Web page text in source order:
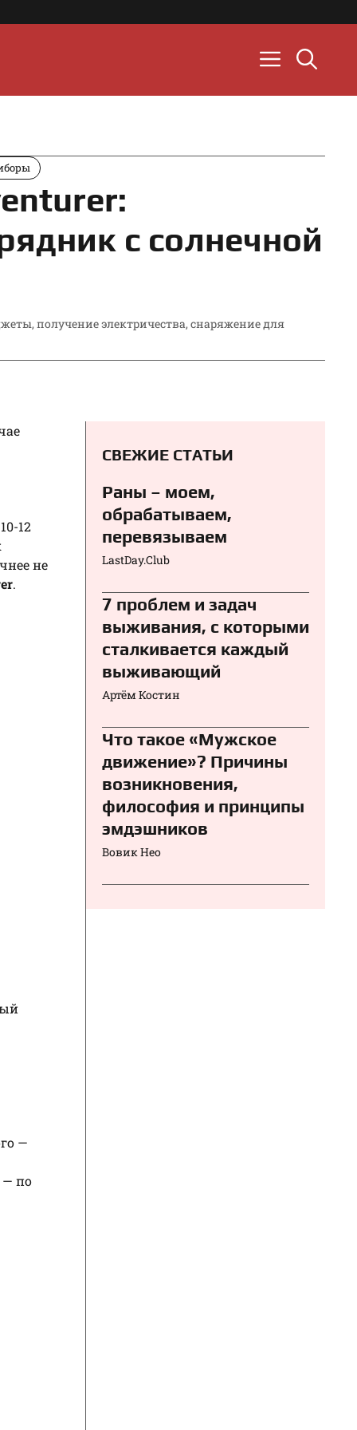
с солнечной
, получение электричества, снаряжение для
12
не
.
—
— по
СВЕЖИЕ СТАТЬИ
Раны – моем,
обрабатываем,
перевязываем⁠⁠
LastDay.Club
7 проблем и задач
выживания, с которыми
сталкивается каждый
выживающий
Артём Костин
Что такое «Мужское
движение»? Причины
возникновения,
философия и принципы
эмдэшников
Вовик Нео